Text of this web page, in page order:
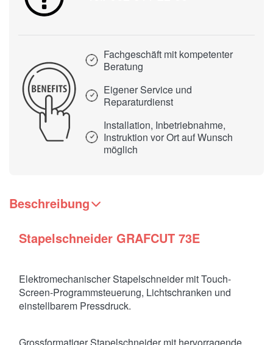
Fachgeschäft mit kompetenter
Beratung
Eigener Service und
Reparaturdienst
Installation, Inbetriebnahme,
Instruktion vor Ort auf Wunsch
möglich
Beschreibung
Stapelschneider GRAFCUT 73E
Elektromechanischer Stapelschneider mit Touch-
Screen-Programmsteuerung, Lichtschranken und
einstellbarem Pressdruck.